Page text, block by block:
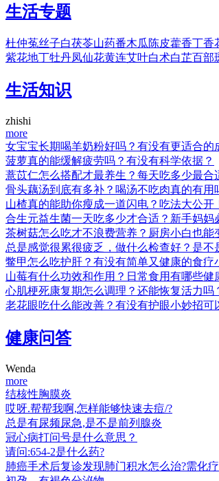
生活专题
杜仲菟丝子白茯苓山药番木瓜 陈皮藿香丁香
紫花地丁牡丹凤仙花黄连艾叶白术白芷百部
生活知识
zhishi
more
女宝宝长期喝羊奶粉好吗？有没有更适合的
菠萝真的能缓解疲劳吗？有没有科学依据？
薏苡仁怎么搭配才最养生？每天吃多少最合
骨头藕汤到底有多补？喝汤不吃肉真的有用
山楂真的能助你瘦成一道闪电？吃法大公开
合生元益生菌一天吃多少才合适？新手妈妈
茶树菇怎么吃才不浪费营养？厨房小白也能
总是感觉很累很疲乏，做什么检查好？是不
鳖甲怎么吃护肝？有没有简单又健康的食疗
山莓有什么功效和作用？日常食用有哪些健
心肌梗死康复期怎么调理？还能恢复活力吗
老花眼吃什么能改善？有没有护眼小妙招可
健康问答
Wenda
more
结核性胸膜炎
哎呀.帮帮我啊,怎样能够快速去痘/?
总是有尿频尿急,是不是前列腺炎
冠心病打问号是什么意思？
请问:654-2是什么药?
肺癌手术后复诊发现肺门积水怎么治?需化疗